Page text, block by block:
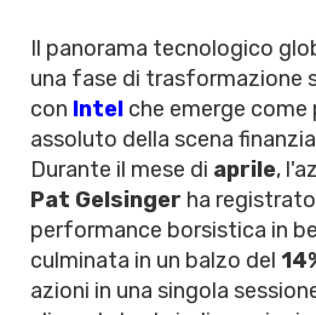
Il panorama tecnologico
una fase di trasformazione
con Intel che emerge
assoluto della scena
Durante il mese di aprile,
Pat Gelsinger ha
performance borsistica in
culminata in un balzo del
azioni in una singola